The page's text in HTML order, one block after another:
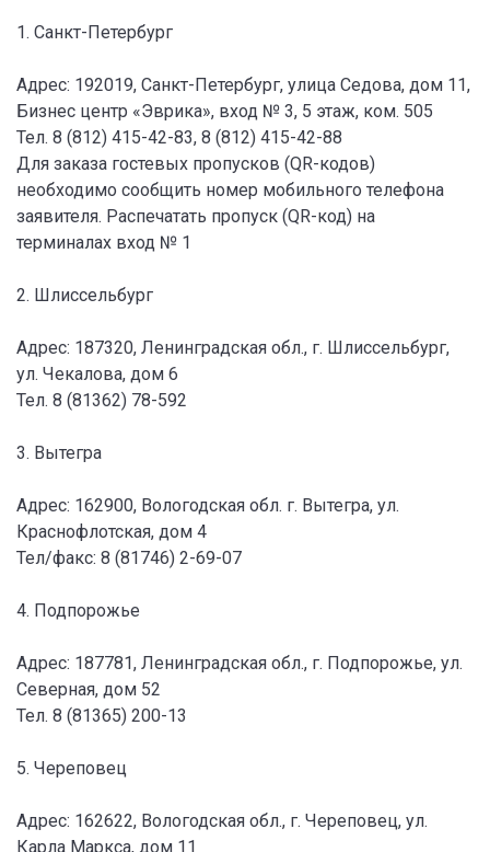
1. Санкт-Петербург
Адрес: 192019, Санкт-Петербург, улица Седова, дом 11,
Бизнес центр «Эврика», вход № 3, 5 этаж, ком. 505
Тел. 8 (812) 415-42-83, 8 (812) 415-42-88
Для заказа гостевых пропусков (QR-кодов)
необходимо сообщить номер мобильного телефона
заявителя. Распечатать пропуск (QR-код) на
терминалах вход № 1
2. Шлиссельбург
Адрес: 187320, Ленинградская обл., г. Шлиссельбург,
ул. Чекалова, дом 6
Тел. 8 (81362) 78-592
3. Вытегра
Адрес: 162900, Вологодская обл. г. Вытегра, ул.
Краснофлотская, дом 4
Тел/факс: 8 (81746) 2-69-07
4. Подпорожье
Адрес: 187781, Ленинградская обл., г. Подпорожье, ул.
Северная, дом 52
Тел. 8 (81365) 200-13
5. Череповец
Адрес: 162622, Вологодская обл., г. Череповец, ул.
Карла Маркса, дом 11